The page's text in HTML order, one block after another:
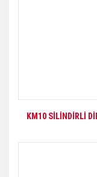
KM10 SİLİNDİRLİ